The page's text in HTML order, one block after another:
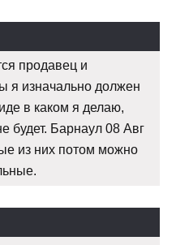
продавец и
я изначально должен
в каком я делаю,
будет. Барнаул 08 Авг
из них потом можно